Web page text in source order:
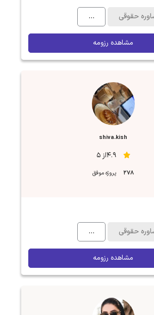
...
مشاهده رزومه
shiva.kish
4.9از 5
278 پروژه موفق
...
مشاهده رزومه